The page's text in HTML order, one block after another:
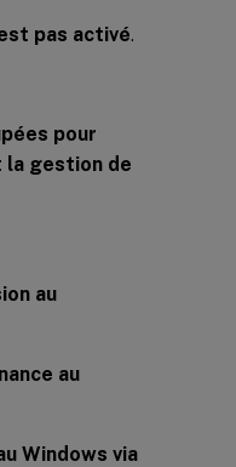
pas activé.
pour
la gestion de
au
au
Windows via